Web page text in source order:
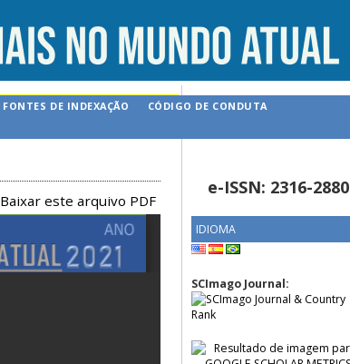
e-ISSN: 2316-2880
IDIOMA
SCImago Journal:
FONTES DE INDEXAÇÃO
CÓDIGO DE CONDUTA
Baixar este arquivo PDF